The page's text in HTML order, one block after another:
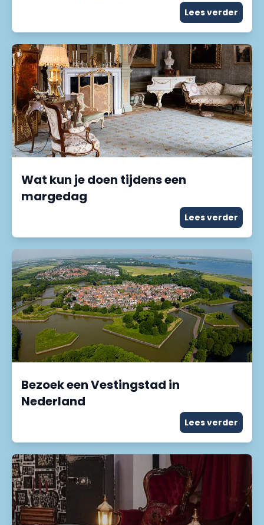
Lees verder
Wat kun je doen tijdens een
margedag
Lees verder
Bezoek een Vestingstad in
Nederland
Lees verder